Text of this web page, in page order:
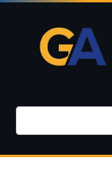
Перейти
контенту
Поиск: